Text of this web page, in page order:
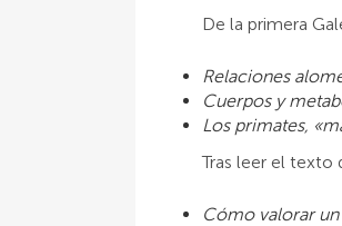
De la primera
Relaciones
Cuerpos y
Los primates,
Tras leer el texto
Cómo valorar